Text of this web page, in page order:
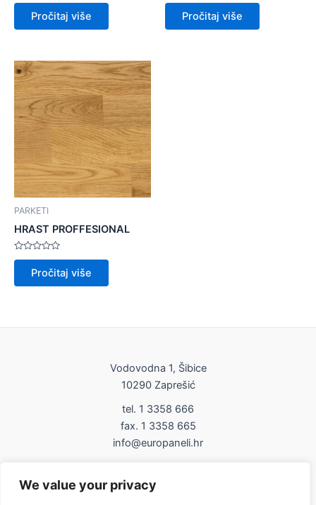
We value your privacy
5
Pročitaj više
5
Pročitaj više
PARKETI
HRAST PROFFESIONAL
Ocijenjeno
5
Pročitaj više
Vodovodna 1, Šibice
10290 Zaprešić
tel. 1 3358 666
fax. 1 3358 665
info@europaneli.hr
Uvjeti korištenja